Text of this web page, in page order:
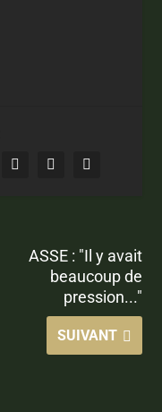
ASSE : "Il y avait
beaucoup de
pression..."
SUIVANT